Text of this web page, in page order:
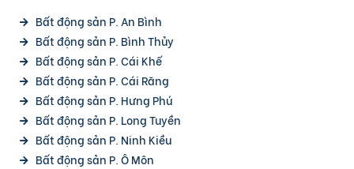
Bất động sản P. An Bình
Bất động sản P. Bình Thủy
Bất động sản P. Cái Khế
Bất động sản P. Cái Răng
Bất động sản P. Hưng Phú
Bất động sản P. Long Tuyền
Bất động sản P. Ninh Kiều
Bất động sản P. Ô Môn